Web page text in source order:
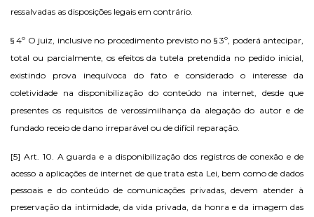
ressalvadas as disposições legais em contrário.
§ 4º O juiz, inclusive no procedimento previsto no § 3º, poderá antecipar,
total ou parcialmente, os efeitos da tutela pretendida no pedido inicial,
existindo prova inequívoca do fato e considerado o interesse da
coletividade na disponibilização do conteúdo na internet, desde que
presentes os requisitos de verossimilhança da alegação do autor e de
fundado receio de dano irreparável ou de difícil reparação.
[5] Art. 10. A guarda e a disponibilização dos registros de conexão e de
acesso a aplicações de internet de que trata esta Lei, bem como de dados
pessoais e do conteúdo de comunicações privadas, devem atender à
preservação da intimidade, da vida privada, da honra e da imagem das